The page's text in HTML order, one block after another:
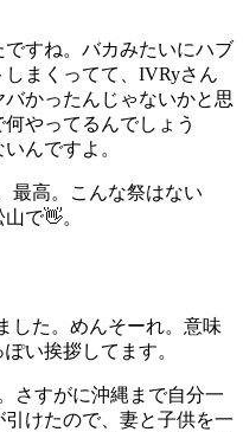
すね。バカみたいにハブ
まくってて、IVRyさん
かったんじゃないかと思
やってるんでしょう
んですよ。
最高。こんな祭はない
で👋。
した。めんそーれ。意味
い挨拶してます。
さすがに沖縄まで自分一
けたので、妻と子供を一